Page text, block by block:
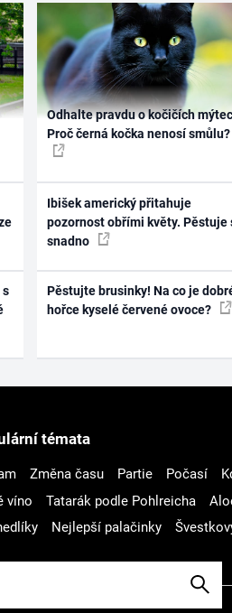
s
Odhalte pravdu o kočičích
Proč černá kočka nenosí smůlu?
Ibišek americký přitahuje
pozornost obřími květy. Pěstuje
snadno
Pěstujte brusinky! Na co je
hořce kyselé červené ovoce?
témata
Změna času Partie Počasí
víno Tatarák podle Pohlreicha
Nejlepší palačinky